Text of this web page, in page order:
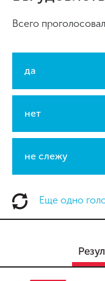
Всего
да
нет
не слежу
Еще одно